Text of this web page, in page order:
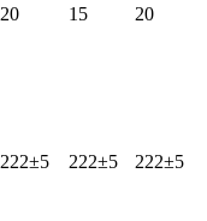
20
15
20
222±5 222±5 222±5